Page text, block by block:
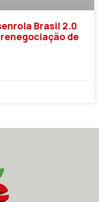
Brasil 2.0
de